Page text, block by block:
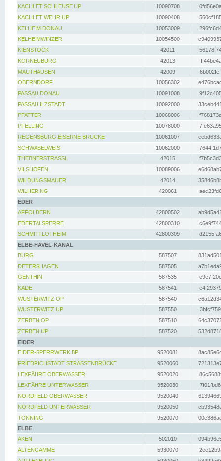
KACHLET SCHLEUSE UP
10090708
KACHLET WEHR UP
10090408
KELHEIM DONAU
10053009
KELHEIMWINZER
10054500
KIENSTOCK
42011
KORNEUBURG
42013
MAUTHAUSEN
42009
OBERNDORF
10056302
PASSAU DONAU
10091008
PASSAU ILZSTADT
10092000
PFATTER
10068006
PFELLING
10078000
REGENSBURG EISERNE BRÜCKE
10061007
SCHWABELWEIS
10062000
THEBNERSTRASSL
42015
VILSHOFEN
10089006
WILDUNGSMAUER
42014
WILHERING
420061
EDER
AFFOLDERN
42800502
EDERTALSPERRE
42800310
SCHMITTLOTHEIM
42800309
ELBE-HAVEL-KANAL
BURG
587507
DETERSHAGEN
587505
GENTHIN
587535
KADE
587541
WUSTERWITZ OP
587540
WUSTERWITZ UP
587550
ZERBEN OP
587510
ZERBEN UP
587520
EIDER
EIDER-SPERRWERK BP
9520081
FRIEDRICHSTADT STRASSENBRÜCKE
9520060
LEXFÄHRE OBERWASSER
9520020
LEXFÄHRE UNTERWASSER
9520030
NORDFELD OBERWASSER
9520040
NORDFELD UNTERWASSER
9520050
TÖNNING
9520070
ELBE
AKEN
502010
ALTENGAMME
5930070